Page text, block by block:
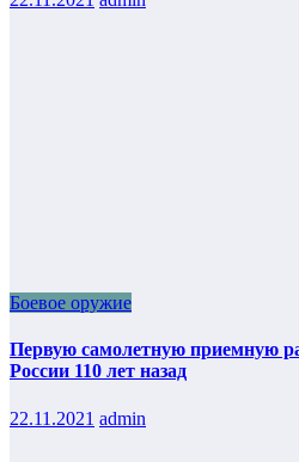
Боевое оружие
Первую самолетную приемную
России 110 лет назад
22.11.2021 admin